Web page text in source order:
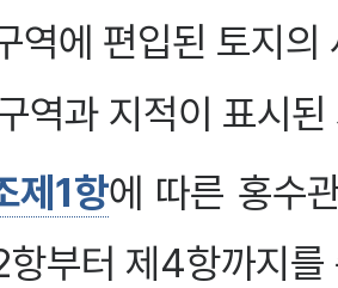
역에 편입된 토지의
역과 지적이 표시된
제1항에 따른 홍수
부터 제4항까지를